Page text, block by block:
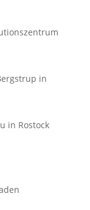
in
in Rostock